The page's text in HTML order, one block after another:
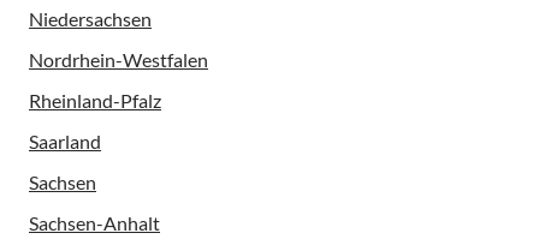
Niedersachsen
Nordrhein-Westfalen
Rheinland-Pfalz
Saarland
Sachsen
Sachsen-Anhalt